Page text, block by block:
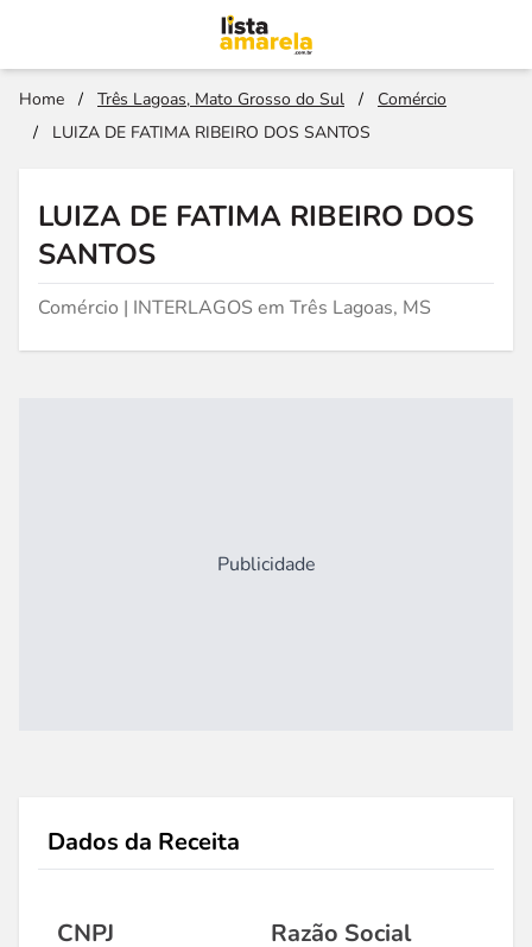
Home / Três Lagoas, Mato Grosso do Sul /
Comércio
/
LUIZA DE FATIMA RIBEIRO DOS SANTOS
LUIZA DE FATIMA RIBEIRO DOS
SANTOS
Comércio | INTERLAGOS em Três Lagoas, MS
Publicidade
Dados da Receita
CNPJ Razão Social